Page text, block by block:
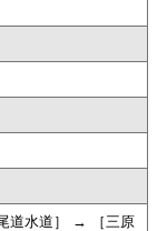
道水道］ → ［三原